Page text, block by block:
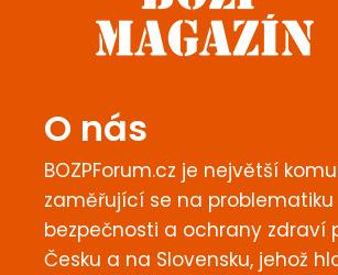
O nás
BOZPForum.cz je největší
zaměřující se na problematiku
bezpečnosti a ochrany zdraví
Česku a na Slovensku, jehož